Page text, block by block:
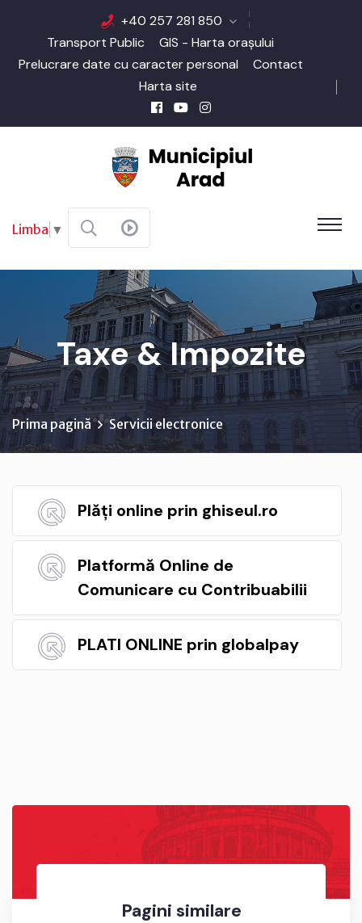
+40 257 281 850
Transport Public
GIS - Harta orașului
Prelucrare date cu caracter personal
Contact
Harta site
Limba ▼
Taxe & Impozite
Prima pagină Servicii electronice
Pagini similare
Plăți online prin ghiseul.ro
Platformă Online de
Comunicare cu Contribuabilii
PLATI ONLINE prin globalpay